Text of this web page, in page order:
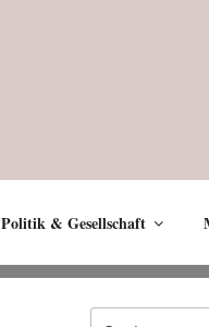
Politik & Gesellschaft